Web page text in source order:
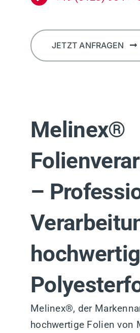
JETZT ANFRAGEN
Melinex®
–
Melinex®, der
hochwertige Folien von